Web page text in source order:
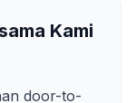
Kami
door-to-